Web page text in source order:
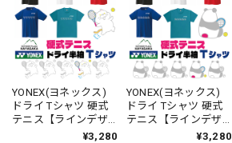
YONEX(ヨネックス)
ドライ Tシャツ 硬式
テニス【ラインデザ
イン】【トラねこ】
¥3,280
YONEX(ヨネックス)
ドライ Tシャツ 硬式
テニス【ラインデザ
イン】【パンダ ひと
¥3,280